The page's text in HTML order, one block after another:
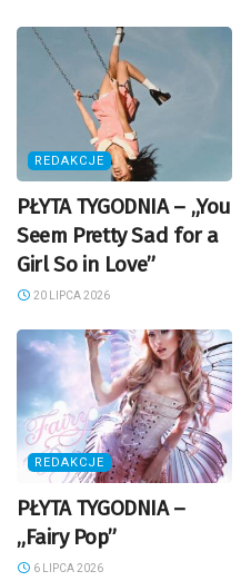
REDAKCJE
PŁYTA TYGODNIA – „You
Seem Pretty Sad for a
Girl So in Love”
20 LIPCA 2026
REDAKCJE
PŁYTA TYGODNIA –
„Fairy Pop”
6 LIPCA 2026